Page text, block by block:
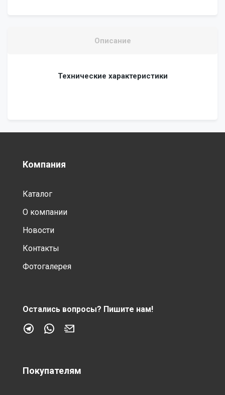
Описание
Технические характеристики
Компания
Каталог
О компании
Новости
Контакты
Фотогалерея
Остались вопросы? Пишите нам!
Покупателям